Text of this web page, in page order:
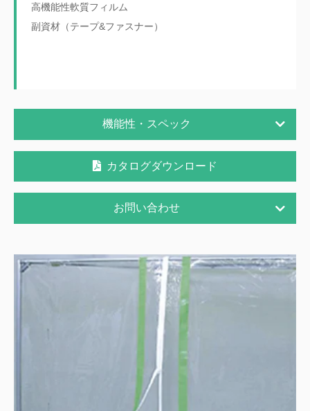
高機能性軟質フィルム
副資材（テープ&ファスナー）
機能性・スペック
カタログダウンロード
お問い合わせ